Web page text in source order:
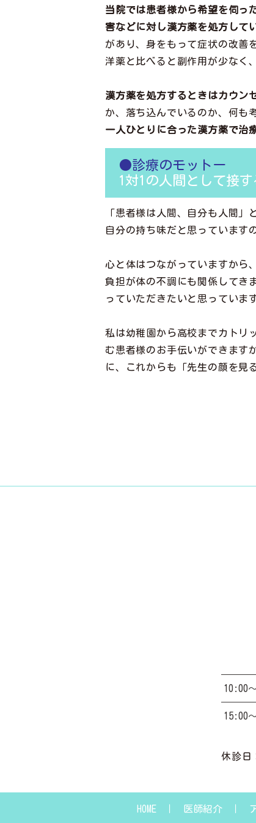
当院では患者様から希望を伺っ
害などに対し漢方薬を処方して
があり、身をもって症状の改善
洋薬と比べると副作用が少なく
漢方薬を処方するときはカウン
か、落ち込んでいるのか、何も
一人ひとりに合った漢方薬で治
●診療のモットー
1対1の人間として接
「患者様は人間、自分も人間
自分の持ち味だと思っています
心と体はつながっていますから
負担が体の不調にも関係してき
っていただきたいと思っていま
私は幼稚園から高校までカトリ
む患者様のお手伝いができます
に、これからも「先生の顔を見
10:00
15:00
休診日
HOME 医師紹介